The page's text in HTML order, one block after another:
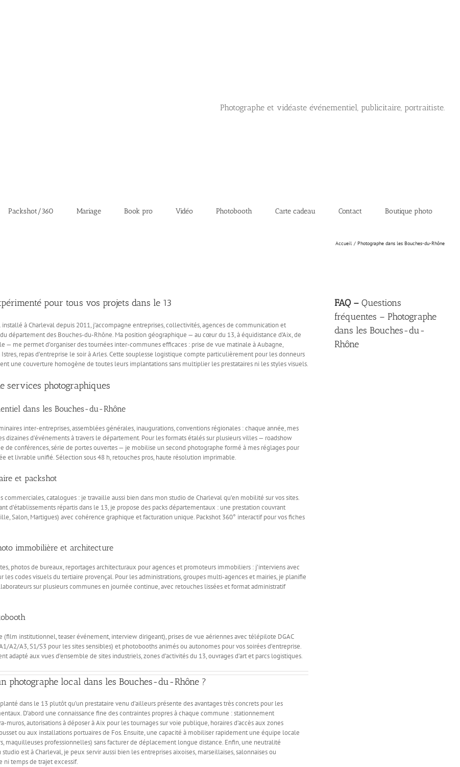
Photographe et vidéaste événementiel, publicitaire, portraitiste.
Packshot/360 Mariage Book pro Vidéo Photobooth Carte cadeau Contact Boutique photo
Accueil Photographe dans les Bouches-du-Rhône
pour tous vos projets dans le 13
à Charleval depuis 2011, j’accompagne entreprises, collectivités, agences de communication et
département des Bouches-du-Rhône. Ma position géographique — au cœur du 13, à équidistance d’Aix, de
— me permet d’organiser des tournées inter-communes efficaces : prise de vue matinale à Aubagne,
repas d’entreprise le soir à Arles. Cette souplesse logistique compte particulièrement pour les donneurs
une couverture homogène de toutes leurs implantations sans multiplier les prestataires ni les styles visuels.
services photographiques
dans les Bouches-du-Rhône
inter-entreprises, assemblées générales, inaugurations, conventions régionales : chaque année, mes
dizaines d’événements à travers le département. Pour les formats étalés sur plusieurs villes — roadshow
de conférences, série de portes ouvertes — je mobilise un second photographe formé à mes réglages pour
et livrable unifié. Sélection sous 48 h, retouches pros, haute résolution imprimable.
et packshot
commerciales, catalogues : je travaille aussi bien dans mon studio de Charleval qu’en mobilité sur vos sites.
d’établissements répartis dans le 13, je propose des packs départementaux : une prestation couvrant
Salon, Martigues) avec cohérence graphique et facturation unique. Packshot 360° interactif pour vos fiches
immobilière et architecture
photos de bureaux, reportages architecturaux pour agences et promoteurs immobiliers : j’interviens avec
les codes visuels du tertiaire provençal. Pour les administrations, groupes multi-agences et mairies, je planifie
sur plusieurs communes en journée continue, avec retouches lissées et format administratif
(film institutionnel, teaser événement, interview dirigeant), prises de vue aériennes avec télépilote DGAC
A2/A3, S1/S3 pour les sites sensibles) et photobooths animés ou autonomes pour vos soirées d’entreprise.
adapté aux vues d’ensemble de sites industriels, zones d’activités du 13, ouvrages d’art et parcs logistiques.
photographe local dans les Bouches-du-Rhône ?
dans le 13 plutôt qu’un prestataire venu d’ailleurs présente des avantages très concrets pour les
D’abord une connaissance fine des contraintes propres à chaque commune : stationnement
muros, autorisations à déposer à Aix pour les tournages sur voie publique, horaires d’accès aux zones
ou aux installations portuaires de Fos. Ensuite, une capacité à mobiliser rapidement une équipe locale
maquilleuses professionnelles) sans facturer de déplacement longue distance. Enfin, une neutralité
est à Charleval, je peux servir aussi bien les entreprises aixoises, marseillaises, salonnaises ou
ni temps de trajet excessif.
FAQ –Questions
fréquentes – Photographe
dans les Bouches-du-
Rhône